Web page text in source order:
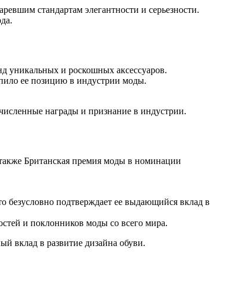
стандартам элегантности и серьезности.
уникальных и роскошных аксессуаров.
ее позицию в индустрии моды.
награды и признание в индустрии.
Британская премия моды в номинации
безусловно подтверждает ее выдающийся вклад в
и поклонников моды со всего мира.
вклад в развитие дизайна обуви.